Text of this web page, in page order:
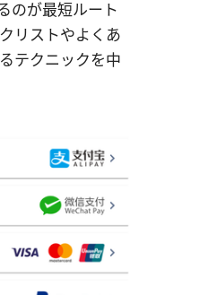
のが最短ルート
リストやよくあ
テクニックを中